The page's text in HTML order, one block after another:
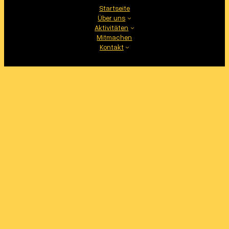
Startseite
Über uns
Aktivitäten
Mitmachen
Kontakt